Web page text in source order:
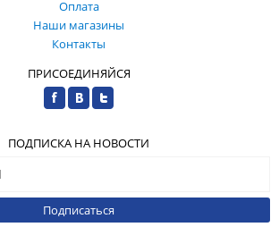
Оплата
Наши магазины
Контакты
ПРИСОЕДИНЯЙСЯ
ПОДПИСКА НА НОВОСТИ
Подписаться